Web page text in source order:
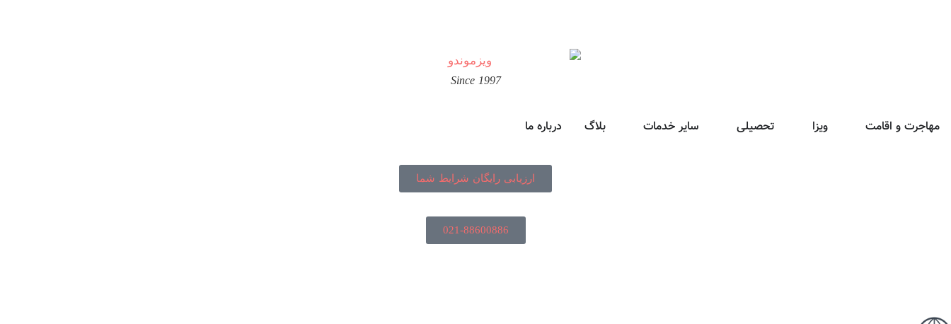
Since 1997
مهاجرت و اقامت ویزا تحصیلی سایر خدمات بلاگ درباره ما
ارزیابی رایگان شرایط شما
021-88600886